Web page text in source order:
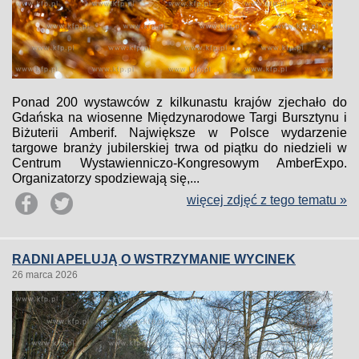
Ponad 200 wystawców z kilkunastu krajów zjechało do
Gdańska na wiosenne Międzynarodowe Targi Bursztynu i
Biżuterii Amberif. Największe w Polsce wydarzenie
targowe branży jubilerskiej trwa od piątku do niedzieli w
Centrum Wystawienniczo-Kongresowym AmberExpo.
Organizatorzy spodziewają się,...
więcej zdjęć z tego tematu »
RADNI APELUJĄ O WSTRZYMANIE WYCINEK
26 marca 2026